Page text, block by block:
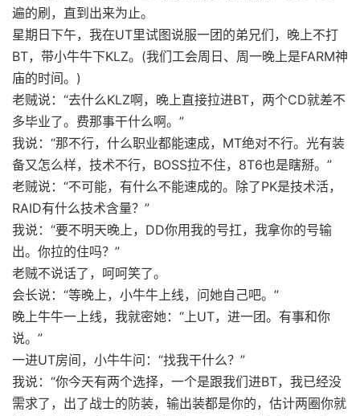
遍的刷，直到出来为止。
星期日下午，我在UT里试图说服一团的弟兄们，晚上不打
BT，带小牛牛下KLZ。(我们工会周日、周一晚上是FARM神
庙的时间。)
老贼说：“去什么KLZ啊，晚上直接拉进BT，两个CD就差不
多毕业了。费那事干什么啊。”
我说：“那不行，什么职业都能速成，MT绝对不行。光有装
备又怎么样，技术不行，BOSS拉不住，8T6也是瞎掰。”
老贼说：“不可能，有什么不能速成的。除了PK是技术活，
RAID有什么技术含量？”
我说：“要不明天晚上，DD你用我的号扛，我拿你的号输
出。你拉的住吗？”
老贼不说话了，呵呵笑了。
会长说：“等晚上，小牛牛上线，问她自己吧。”
晚上牛牛一上线，我就密她：“上UT，进一团。有事和你
说。”
一进UT房间，小牛牛问：“找我干什么？”
我说：“你今天有两个选择，一个是跟我们进BT，我已经没
需求了，出了战士的防装，输出装都是你的，估计两圈你就